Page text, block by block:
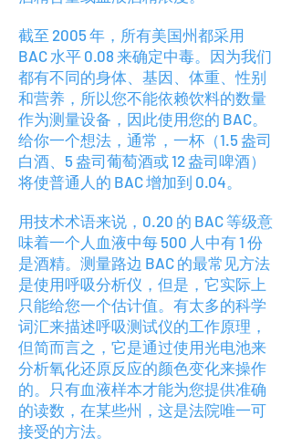
截至 2005 年，所有美国州都采用
BAC 水平 0.08 来确定中毒。因为我们
都有不同的身体、基因、体重、性别
和营养，所以您不能依赖饮料的数量
作为测量设备，因此使用您的 BAC。
给你一个想法，通常，一杯（1.5 盎司
白酒、5 盎司葡萄酒或 12 盎司啤酒）
将使普通人的 BAC 增加到 0.04。
用技术术语来说，0.20 的 BAC 等级意
味着一个人血液中每 500 人中有 1 份
是酒精。测量路边 BAC 的最常见方法
是使用呼吸分析仪，但是，它实际上
只能给您一个估计值。有太多的科学
词汇来描述呼吸测试仪的工作原理，
但简而言之，它是通过使用光电池来
分析氧化还原反应的颜色变化来操作
的。只有血液样本才能为您提供准确
的读数，在某些州，这是法院唯一可
接受的方法。